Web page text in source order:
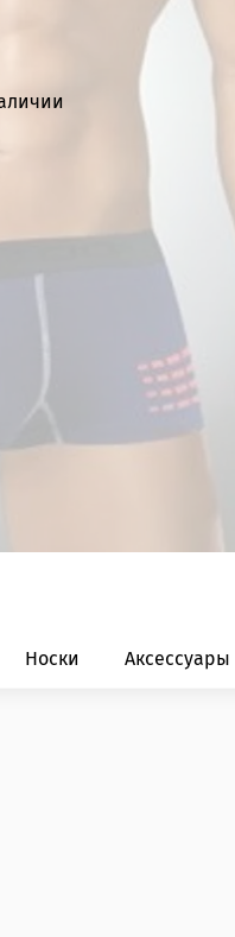
Носки Аксессуары